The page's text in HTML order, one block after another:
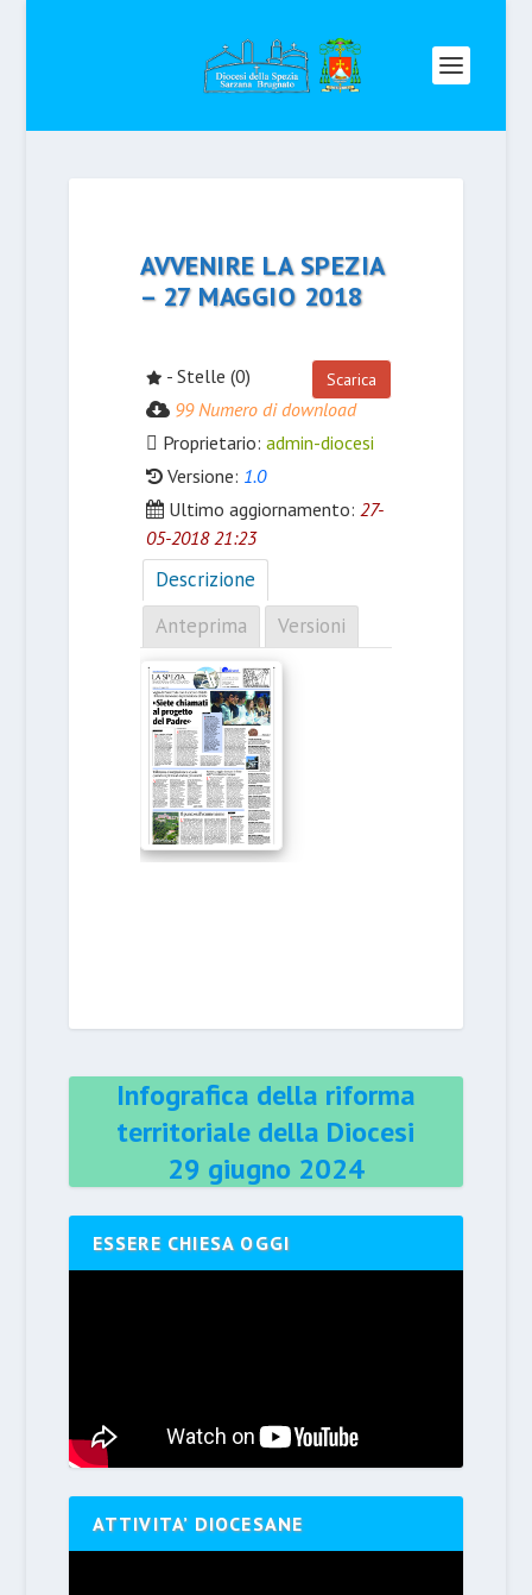
AVVENIRE LA SPEZIA
– 27 MAGGIO 2018
Scarica
- Stelle (0)
99 Numero di download
Proprietario: admin-diocesi
Versione: 1.0
Ultimo aggiornamento: 27-
05-2018 21:23
Descrizione
Anteprima
Versioni
Infografica della riforma
territoriale della Diocesi
29 giugno 2024
ESSERE CHIESA OGGI
ATTIVITA’ DIOCESANE